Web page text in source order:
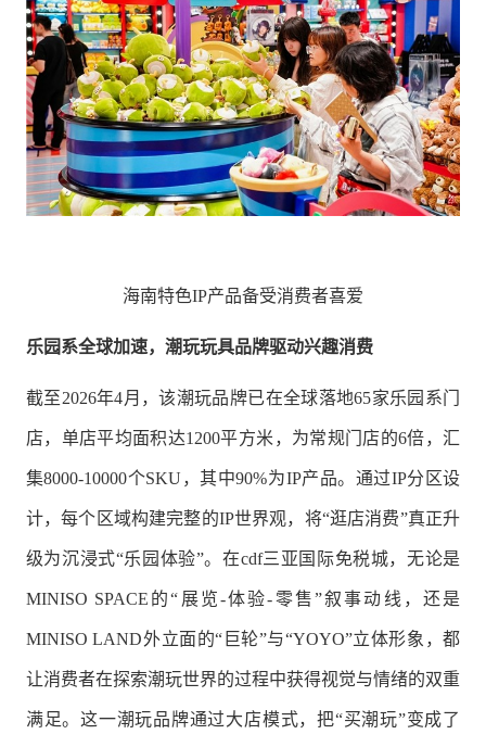
海南特色IP产品备受消费者喜爱
乐园系全球加速， 潮玩玩具品牌驱动兴趣消费
截至2026年4月，该潮玩品牌已在全球落地65家乐园系门
店，单店平均面积达1200平方米，为常规门店的6倍，汇
集8000-10000个SKU，其中90%为IP产品。通过IP分区设
计，每个区域构建完整的IP世界观，将“逛店消费”真正升
级为沉浸式“乐园体验”。在cdf三亚国际免税城，无论是
MINISO SPACE的“展览-体验-零售”叙事动线，还是
MINISO LAND外立面的“巨轮”与“YOYO”立体形象，都
让消费者在探索潮玩世界的过程中获得视觉与情绪的双重
满足。这一潮玩品牌通过大店模式，把“买潮玩”变成了